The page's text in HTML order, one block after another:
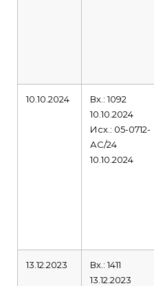
10.10.2024
Вх.: 1092
10.10.2024
Исх.: 05-0712-
АС/24
10.10.2024
13.12.2023
Вх.: 1411
13.12.2023